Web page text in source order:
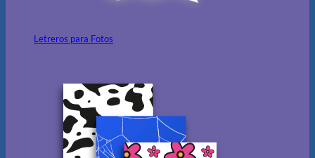
Letreros para Fotos